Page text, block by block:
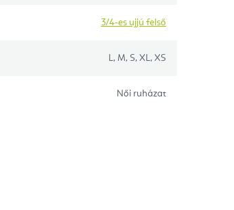
3/4-es ujjú felső
L, M, S, XL, XS
Női ruházat